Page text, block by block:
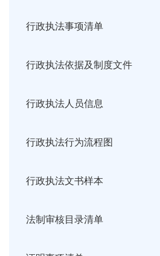
行政执法事项清单
行政执法依据及制度文件
行政执法人员信息
行政执法行为流程图
行政执法文书样本
法制审核目录清单